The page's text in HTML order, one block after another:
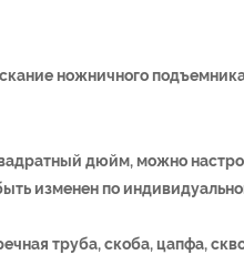
ножничного
дюйм, можно
изменен по
труба, скоба, цапфа,